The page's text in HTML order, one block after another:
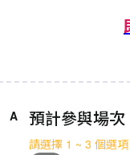
A 預計參與場次
請選擇 1 ~ 3 個選項